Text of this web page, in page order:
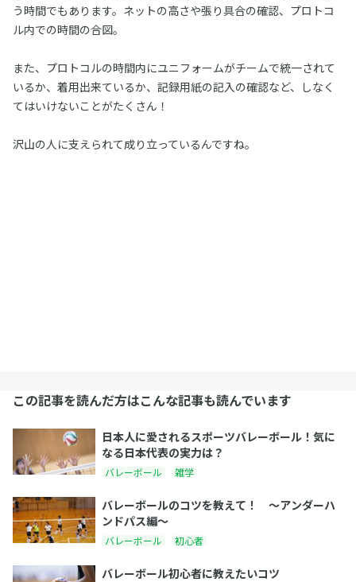
う時間でもあります。ネットの高さや張り具合の確認、プロトコ
ル内での時間の合図。
また、プロトコルの時間内にユニフォームがチームで統一されて
いるか、着用出来ているか、記録用紙の記入の確認など、しなく
てはいけないことがたくさん！
沢山の人に支えられて成り立っているんですね。
この記事を読んだ方はこんな記事も読んでいます
日本人に愛されるスポーツバレーボール！気に
なる日本代表の実力は？
バレーボール 雑学
バレーボールのコツを教えて！ 〜アンダーハ
ンドパス編〜
バレーボール 初心者
バレーボール初心者に教えたいコツ